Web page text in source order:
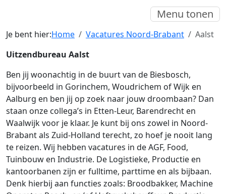
Menu tonen
Je bent hier:Home Vacatures Noord-Brabant
Aalst
Uitzendbureau Aalst
Ben jij woonachtig in de buurt van de Biesbosch,
bijvoorbeeld in Gorinchem, Woudrichem of Wijk en
Aalburg en ben jij op zoek naar jouw droombaan? Dan
staan onze collega’s in Etten-Leur, Barendrecht en
Waalwijk voor je klaar. Je kunt bij ons zowel in Noord-
Brabant als Zuid-Holland terecht, zo hoef je nooit lang
te reizen. Wij hebben vacatures in de AGF, Food,
Tuinbouw en Industrie. De Logistieke, Productie en
kantoorbanen zijn er fulltime, parttime en als bijbaan.
Denk hierbij aan functies zoals: Broodbakker, Machine